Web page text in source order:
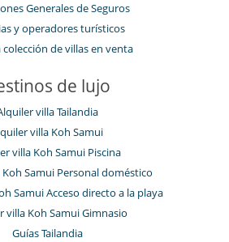
Generales de Seguros
y operadores turísticos
de villas en venta
de lujo
villa Tailandia
villa Koh Samui
villa Koh Samui Piscina
Samui Personal doméstico
Samui Acceso directo a la playa
villa Koh Samui Gimnasio
Guías Tailandia